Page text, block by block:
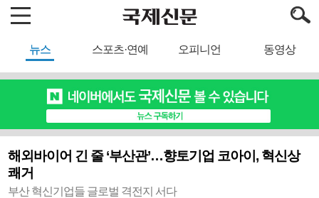
뉴스 스포츠·연예 오피니언 동영상
해외바이어 긴 줄 ‘부산관’…향토기업 코아이, 혁신상
쾌거
부산 혁신기업들 글로벌 격전지 서다